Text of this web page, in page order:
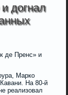
догнал
де Пренс» и
Марко
На 80-й
реализовал